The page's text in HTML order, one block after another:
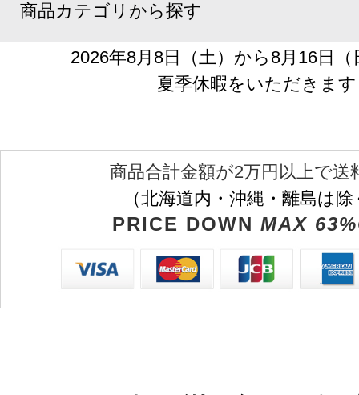
商品カテゴリから探す
2026年8月8日（土）から8月16日
夏季休暇をいただきます
商品合計金額が2万円以上で送
（北海道内・沖縄・離島は
PRICE DOWN MAX